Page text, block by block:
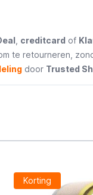
creditcard of
te retourneren,
door Trusted
Korting